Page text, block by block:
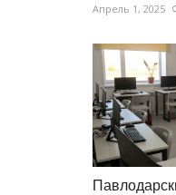
Апрель 1, 2025